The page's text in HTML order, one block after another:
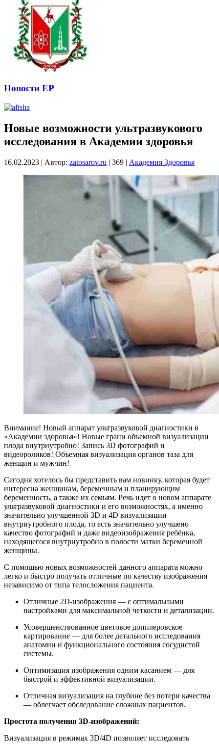
Новости ЕР
Новые возможности ультразвукового
исследования в Академии здоровья
16.02.2023 | Автор: zatosarov.ru | 369 | Академия Здоровья
Внимание! Новый аппарат ультразвуковой диагностики в
«Академии здоровья»! Новые грани объемной визуализации
плода внутриутробно! Запись 3D фотографий и
видеороликов! Объемная визуализация органов таза для
женщин и мужчин!
Сегодня хотелось бы представить вам новинку, которая будет
интересна женщинам, беременным и планирующим
беременность, а также их семьям. Речь идет о новом аппарате
ультразвуковой диагностики и его возможностях, а именно
значительно улучшенной 3D и 4D визуализации
внутриутробного плода, то есть значительно улучшено
качество фотографий и даже видеоизображения ребёнка,
находящегося внутриутробно в полости матки беременной
женщины.
С помощью новых возможностей данного аппарата можно
легко и быстро получать отличные по качеству изображения
независимо от типа телосложения пациента.
Отличные 2D-изображения — с оптимальными
настройками для максимальной четкости и детализации.
Усовершенствованное цветовое допплеровское
картирование — для более детального исследования
анатомии и функционального состояния сосудистой
системы.
Оптимизация изображения одним касанием — для
быстрой и эффективной визуализации.
Отличная визуализация на глубине без потери качества
— облегчает обследование сложных пациентов.
Простота получения 3D-изображений:
Визуализация в режимах 3D/4D позволяет исследовать